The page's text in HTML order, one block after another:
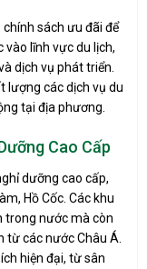
sách ưu đãi để
lĩnh vực du lịch,
dịch vụ phát triển.
lượng các dịch vụ du
tại địa phương.
Cao Cấp
dưỡng cao cấp,
Hồ Cốc. Các khu
trong nước mà còn
từ các nước Châu Á.
hiện đại, từ sân